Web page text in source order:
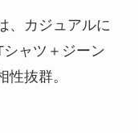
、カジュアルに
ャツ＋ジーン
抜群。